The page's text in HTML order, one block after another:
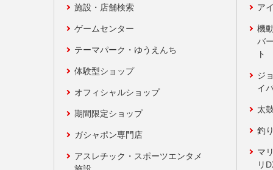
施設・店舗検索
ゲームセンター
テーマパーク・ゆうえんち
体験型ショップ
オフィシャルショップ
期間限定ショップ
ガシャポン専門店
アスレチック・スポーツエンタメ
ア
機
バ
ト
ジ
イ
太
釣
マ
リ